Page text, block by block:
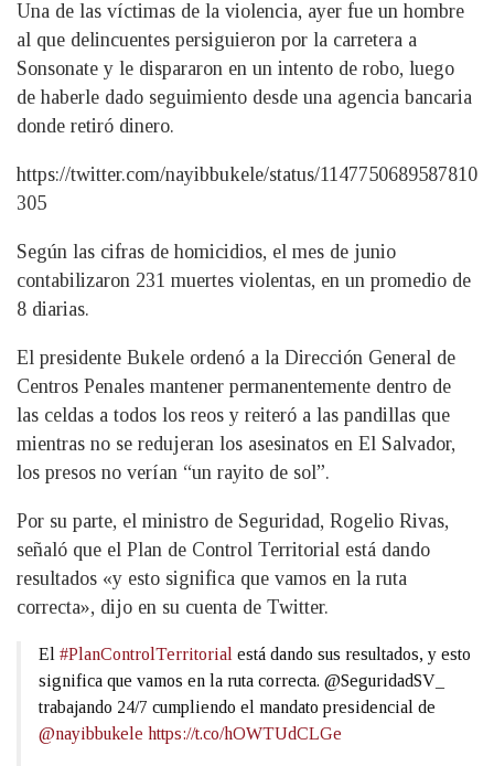
Una de las víctimas de la violencia, ayer fue un hombre
al que delincuentes persiguieron por la carretera a
Sonsonate y le dispararon en un intento de robo, luego
de haberle dado seguimiento desde una agencia bancaria
donde retiró dinero.
https://twitter.com/nayibbukele/status/1147750689587810
305
Según las cifras de homicidios, el mes de junio
contabilizaron 231 muertes violentas, en un promedio de
8 diarias.
El presidente Bukele ordenó a la Dirección General de
Centros Penales mantener permanentemente dentro de
las celdas a todos los reos y reiteró a las pandillas que
mientras no se redujeran los asesinatos en El Salvador,
los presos no verían “un rayito de sol”.
Por su parte, el ministro de Seguridad, Rogelio Rivas,
señaló que el Plan de Control Territorial está dando
resultados «y esto significa que vamos en la ruta
correcta», dijo en su cuenta de Twitter.
El #PlanControlTerritorial está dando sus resultados, y esto
significa que vamos en la ruta correcta. @SeguridadSV_
trabajando 24/7 cumpliendo el mandato presidencial de
@nayibbukele https://t.co/hOWTUdCLGe